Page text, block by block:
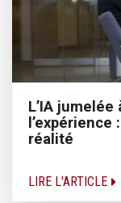
L’IA jumelée
réalité
LIRE L'ARTICLE